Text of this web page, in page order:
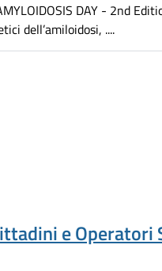
DAY - 2nd
dell’amiloidosi, ....
e